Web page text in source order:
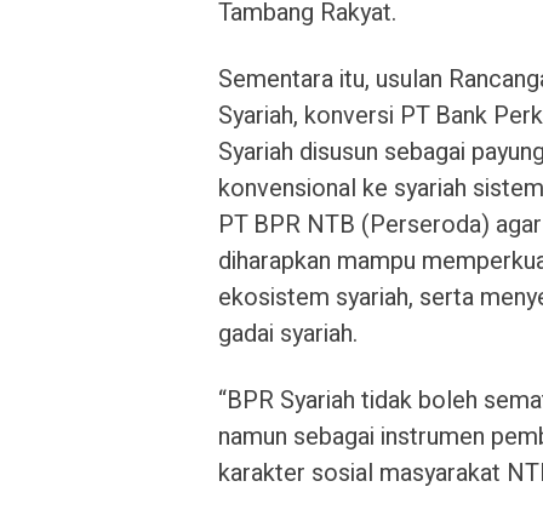
Tambang Rakyat.
Sementara itu, usulan
Syariah, konversi PT Bank
Syariah disusun sebagai
konvensional ke syariah
PT BPR NTB (Perseroda)
diharapkan mampu
ekosistem syariah, serta
gadai syariah.
“BPR Syariah tidak boleh
namun sebagai instrumen
karakter sosial masyarakat